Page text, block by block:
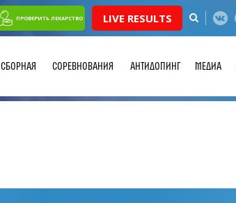
ПРОВЕРИТЬ ЛЕКАРСТВО LIVE RESULTS
СБОРНАЯ СОРЕВНОВАНИЯ АНТИДОПИНГ МЕДИА